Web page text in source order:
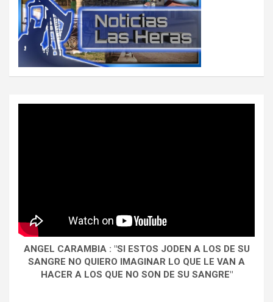
ANGEL CARAMBIA : "SI ESTOS JODEN A LOS DE SU
SANGRE NO QUIERO IMAGINAR LO QUE LE VAN A
HACER A LOS QUE NO SON DE SU SANGRE"